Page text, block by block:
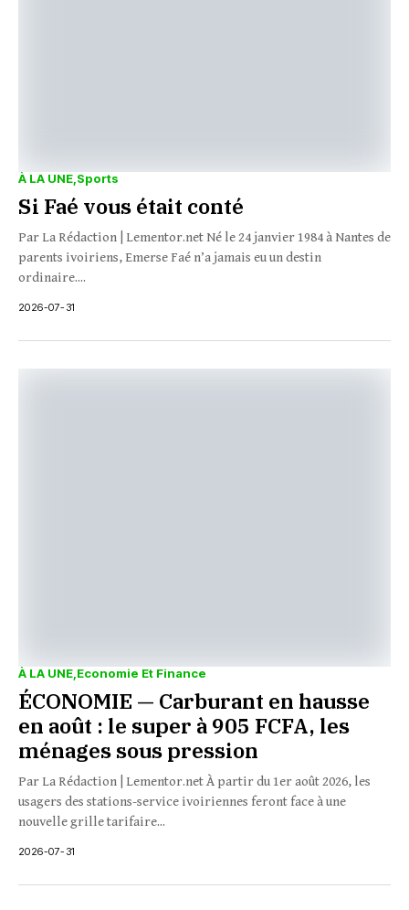
À LA UNE Sports
Si Faé vous était conté
Par La Rédaction | Lementor.net Né le 24 janvier 1984 à Nantes de
parents ivoiriens, Emerse Faé n’a jamais eu un destin
ordinaire....
2026-07-31
À LA UNE Economie Et Finance
ÉCONOMIE — Carburant en hausse
en août : le super à 905 FCFA, les
ménages sous pression
Par La Rédaction | Lementor.net À partir du 1er août 2026, les
usagers des stations-service ivoiriennes feront face à une
nouvelle grille tarifaire...
2026-07-31